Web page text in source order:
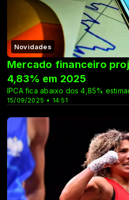
Novidades
15/09/2025 • 14:51
Mercado financeiro
4,83% em 2025
IPCA fica abaixo dos 4,85%